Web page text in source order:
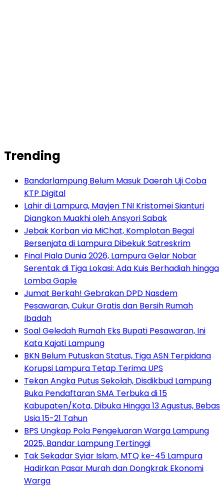
Trending
Bandarlampung Belum Masuk Daerah Uji Coba
KTP Digital
Lahir di Lampura, Mayjen TNI Kristomei Sianturi
Diangkon Muakhi oleh Ansyori Sabak
Jebak Korban via MiChat, Komplotan Begal
Bersenjata di Lampura Dibekuk Satreskrim
Final Piala Dunia 2026, Lampura Gelar Nobar
Serentak di Tiga Lokasi: Ada Kuis Berhadiah hingga
Lomba Gaple
Jumat Berkah! Gebrakan DPD Nasdem
Pesawaran, Cukur Gratis dan Bersih Rumah
Ibadah
Soal Geledah Rumah Eks Bupati Pesawaran, Ini
Kata Kajati Lampung
BKN Belum Putuskan Status, Tiga ASN Terpidana
Korupsi Lampura Tetap Terima UPS
Tekan Angka Putus Sekolah, Disdikbud Lampung
Buka Pendaftaran SMA Terbuka di 15
Kabupaten/Kota, Dibuka Hingga 13 Agustus, Bebas
Usia 15-21 Tahun
BPS Ungkap Pola Pengeluaran Warga Lampung
2025, Bandar Lampung Tertinggi
Tak Sekadar Syiar Islam, MTQ ke-45 Lampura
Hadirkan Pasar Murah dan Dongkrak Ekonomi
Warga